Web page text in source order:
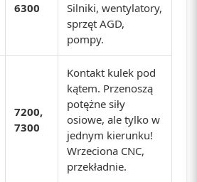
6300
Silniki, wentylatory,
sprzęt AGD,
pompy.
7200,
7300
Kontakt kulek pod
kątem. Przenoszą
potężne siły
osiowe, ale tylko w
jednym kierunku!
Wrzeciona CNC,
przekładnie.